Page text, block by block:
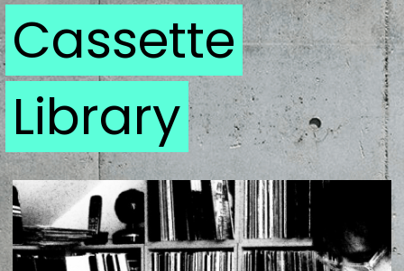
HIP
KULT
UTCA
ZENE
MÉDIAAJÁNLAT
IMPRESSZUM
PR-ARCHÍVUM
ADATKEZELÉSI TÁJÉKOZTATÓ
Cassette
Library